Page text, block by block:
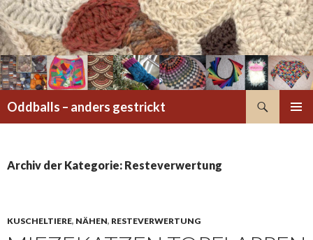
Oddballs – anders gestrickt
Archiv der Kategorie: Resteverwertung
KUSCHELTIERE, NÄHEN, RESTEVERWERTUNG